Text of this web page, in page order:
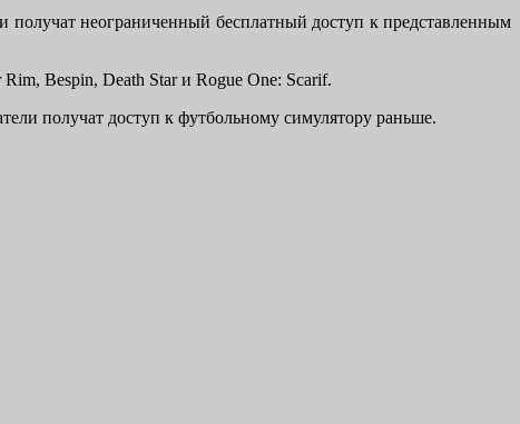
неограниченный бесплатный доступ к представленным
Bespin, Death Star и Rogue One: Scarif.
получат доступ к футбольному симулятору раньше.